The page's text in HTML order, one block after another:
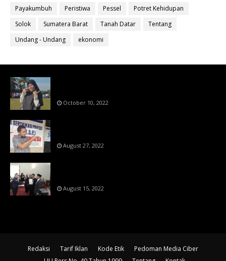
Payakumbuh
Peristiwa Pessel
Potret Kehidupan
Solok
Sumatera Barat Tanah Datar
Tentang
Undang - Undang
ekonomi
October 10, 2022
August 27, 2022
August 15, 2022
Redaksi Tarif Iklan Kode Etik
Pedoman Media Ciber